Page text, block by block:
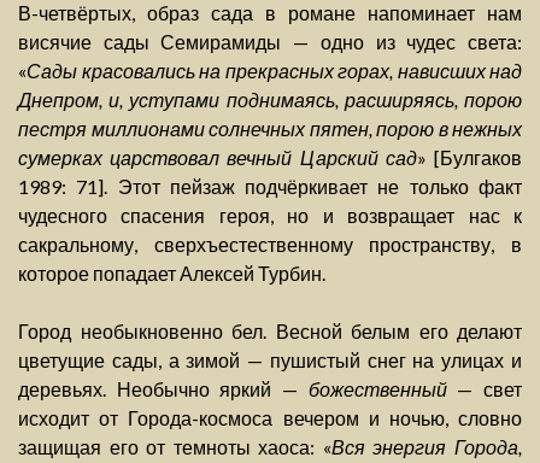
В-четвёртых, образ сада в романе напоминает нам
висячие сады Семирамиды — одно из чудес света:
«Сады красовались на прекрасных горах, нависших над
Днепром, и, уступами поднимаясь, расширяясь, порою
пестря миллионами солнечных пятен, порою в нежных
сумерках царствовал вечный Царский сад» [Булгаков
1989: 71]. Этот пейзаж подчёркивает не только факт
чудесного спасения героя, но и возвращает нас к
сакральному, сверхъестественному пространству, в
которое попадает Алексей Турбин.
Город необыкновенно бел. Весной белым его делают
цветущие сады, а зимой — пушистый снег на улицах и
деревьях. Необычно яркий — божественный— свет
исходит от Города-космоса вечером и ночью, словно
защищая его от темноты хаоса: «Вся энергия Города,